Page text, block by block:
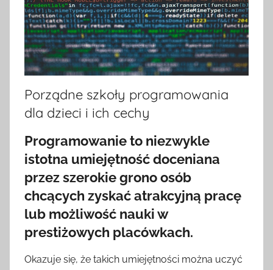
Porządne szkoły programowania
dla dzieci i ich cechy
Programowanie to niezwykle
istotna umiejętność doceniana
przez szerokie grono osób
chcących zyskać atrakcyjną pracę
lub możliwość nauki w
prestiżowych placówkach.
Okazuje się, że takich umiejętności można uczyć